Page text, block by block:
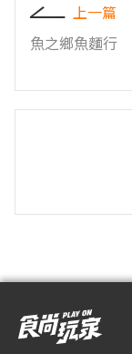
上一篇
魚之鄉魚麵行